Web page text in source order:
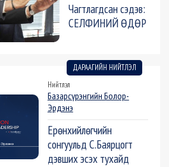
Чагтлагдсан сэдэв:
СЕЛФИНИЙ ӨДӨР
ДАРААГИЙН НИЙТЛЭЛ
Нийтлэл
Базарсүрэнгийн Болор-
Эрдэнэ
Ерөнхийлөгчийн
сонгуульд С.Баярцогт
дэвших эсэх тухайд